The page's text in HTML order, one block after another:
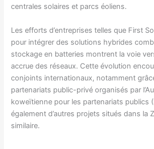
centrales solaires et parcs éoliens.
Les efforts d’entreprises telles que First
pour intégrer des solutions hybrides
stockage en batteries montrent la voie
accrue des réseaux. Cette évolution
conjoints internationaux, notamment
partenariats public-privé organisés par
koweïtienne pour les partenariats publics
également d’autres projets situés dans la
similaire.